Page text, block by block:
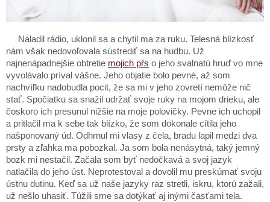
Naladil rádio, uklonil sa a chytil ma za ruku. Telesná blízkosť
nám však nedovoľovala sústrediť sa na hudbu. Už
najnenápadnejšie obtretie mojich pŕs o jeho svalnatú hruď vo mne
vyvolávalo príval vášne. Jeho objatie bolo pevné, až som
nachvíľku nadobudla pocit, že sa mi v jeho zovretí nemôže nič
stať. Spočiatku sa snažil udržať svoje ruky na mojom drieku, ale
čoskoro ich presunul nižšie na moje polovičky. Pevne ich uchopil
a pritlačil ma k sebe tak blízko, že som dokonale cítila jeho
našponovaný úd. Odhrnul mi vlasy z čela, bradu lapil medzi dva
prsty a zľahka ma pobozkal. Ja som bola nenásytná, taký jemný
bozk mi nestačil. Začala som byť nedočkavá a svoj jazyk
natlačila do jeho úst. Neprotestoval a dovolil mu preskúmať svoju
ústnu dutinu. Keď sa už naše jazyky raz stretli, iskru, ktorú zažali,
už nešlo uhasiť. Túžili sme sa dotýkať aj inými časťami tela.